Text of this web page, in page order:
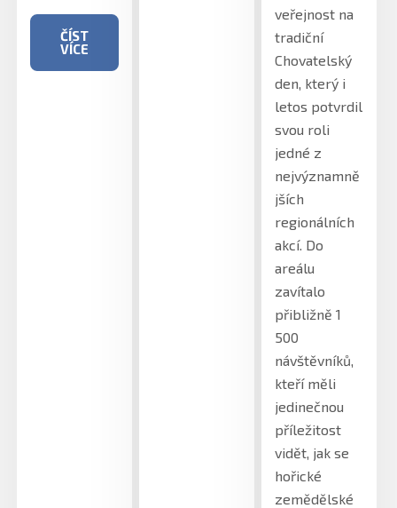
ČÍST
VÍCE
veřejnost na
tradiční
Chovatelský
den, který i
letos potvrdil
svou roli
jedné z
nejvýznamně
jších
regionálních
akcí. Do
areálu
zavítalo
přibližně 1
500
návštěvníků,
kteří měli
jedinečnou
příležitost
vidět, jak se
hořické
zemědělské